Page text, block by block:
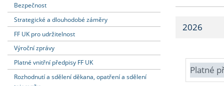
Dozvědět se více Strategie
Fakultní
Podat přihlášku Učitelské
Dozvědět se více
Dozvědět se více
Dozvědět se více
Bezpečnost
Strategické a dlouhodobé záměry
FF UK pro udržitelnost
Výroční zprávy
Platné vnitřní předpisy FF UK
Rozhodnutí a sdělení děkana, opatření a sdělení
2026
Platné